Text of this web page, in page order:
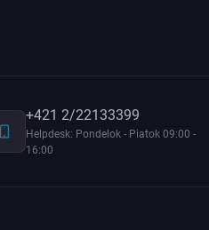
+421 2/22133399
Helpdesk: Pondelok - Piatok 09:00 -
16:00